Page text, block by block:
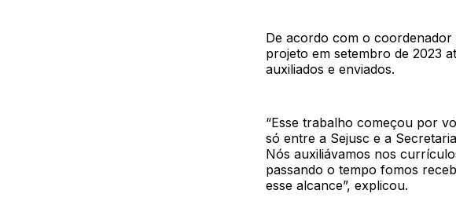
De acordo com o
projeto em setembro de 2023
auxiliados e enviados.
“Esse trabalho começou por
só entre a Sejusc e a
Nós auxiliávamos nos
passando o tempo fomos
esse alcance”, explicou.